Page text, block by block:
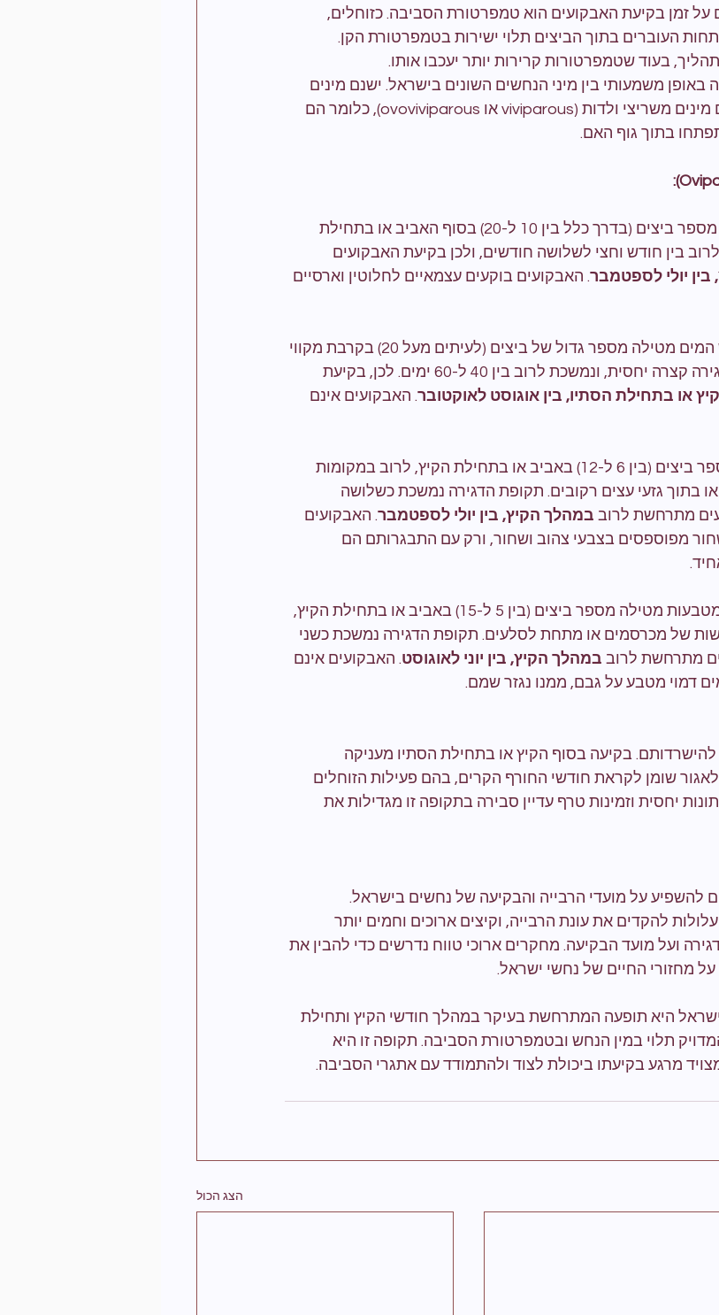
על זמן בקיעת האבקועים הוא טמפרטורת הסביבה. כזוחלים,
העוברים בתוך הביצים תלוי ישירות בטמפרטורת הקן.
בעוד שטמפרטורות קרירות יותר יעכבו אותו.
משמעותי בין מיני הנחשים השונים בישראל. ישנם מינים
המטילים ביצים (oviparous) וישנם מינים משריצי ולדות (viviparous או ovoviviparous), כלומר הם
בתוך גוף האם.
הצפע המצוי מטיל מספר ביצים (בדרך כלל בין 10 ל-20) בסוף האביב או בתחילת
בין חודש וחצי לשלושה חודשים, ולכן בקיעת האבקועים
יולי לספטמבר. האבקועים בוקעים עצמאיים לחלוטין וארסיים
נקבת נחש המים מטילה מספר גדול של ביצים (לעיתים מעל 20) בקרבת מקווי
מים בחודשי הקיץ. תקופת הדגירה קצרה יחסית, ונמשכת לרוב בין 40 ל-60 ימים. לכן, בקיעת
או בתחילת הסתיו, בין אוגוסט לאוקטובר. האבקועים אינם
הזעמן השחור מטיל מספר ביצים (בין 6 ל-12) באביב או בתחילת הקיץ, לרוב במקומות
בתוך גזעי עצים רקובים. תקופת הדגירה נמשכת כשלושה
במהלך הקיץ, בין יולי לספטמבר. האבקועים
מפוספסים בצבעי צהוב ושחור, ורק עם התבגרותם הם
נקבת זעמן המטבעות מטילה מספר ביצים (בין 5 ל-15) באביב או בתחילת הקיץ,
של מכרסמים או מתחת לסלעים. תקופת הדגירה נמשכת כשני
מתרחשת לרוב במהלך הקיץ, בין יוני לאוגוסט. האבקועים אינם
דמוי מטבע על גבם, ממנו נגזר שמם.
בקיעה בסוף הקיץ או בתחילת הסתיו מעניקה
שומן לקראת חודשי החורף הקרים, בהם פעילות הזוחלים
יחסית וזמינות טרף עדיין סבירה בתקופה זו מגדילות את
להשפיע על מועדי הרבייה והבקיעה של נחשים בישראל.
להקדים את עונת הרבייה, וקיצים ארוכים וחמים יותר
ועל מועד הבקיעה. מחקרים ארוכי טווח נדרשים כדי להבין את
מחזורי החיים של נחשי ישראל.
היא תופעה המתרחשת בעיקר במהלך חודשי הקיץ ותחילת
תלוי במין הנחש ובטמפרטורת הסביבה. תקופה זו היא
מרגע בקיעתו ביכולת לצוד ולהתמודד עם אתגרי הסביבה.
הצג הכול